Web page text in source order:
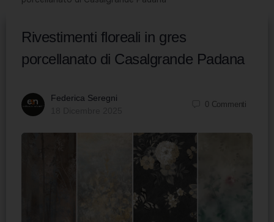
Rivestimenti floreali in gres
porcellanato di Casalgrande Padana
Federica Seregni
0 Commenti